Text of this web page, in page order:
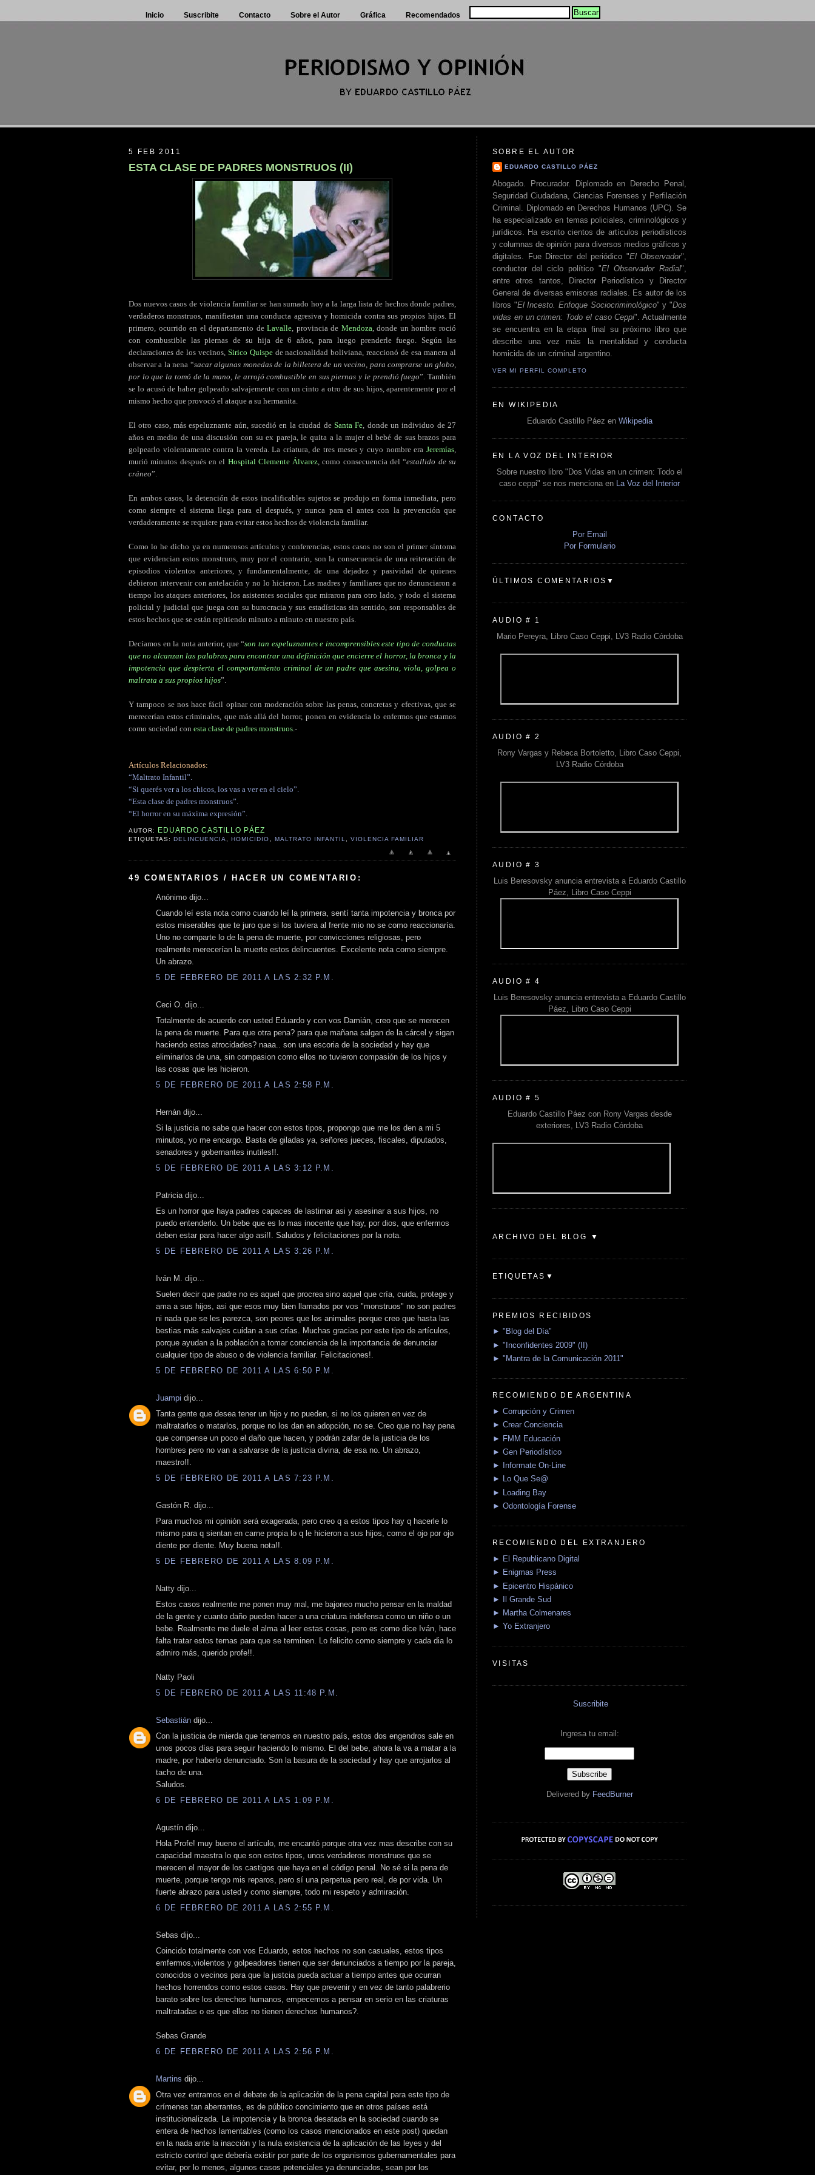
Inicio Suscribite Contacto Sobre el Autor Gráfica Recomendados
5 FEB 2011
ESTA CLASE DE PADRES MONSTRUOS (II)
Dos nuevos casos de violencia familiar se han sumado hoy a la larga lista de hechos donde padres,
verdaderos monstruos, manifiestan una conducta agresiva y homicida contra sus propios hijos. El
primero, ocurrido en el departamento deLavalle, provincia de Mendoza, donde un hombre roció
con combustible las piernas de su hija de 6 años, para luego prenderle fuego. Según las
declaraciones de los vecinos, Sirico Quispede nacionalidad boliviana, reaccionó de esa manera al
observar a la nena “sacar algunas monedas de la billetera de un vecino, para comprarse un globo,
por lo que la tomó de la mano, le arrojó combustible en sus piernas y le prendió fuego”. También
se lo acusó de haber golpeado salvajemente con un cinto a otro de sus hijos, aparentemente por el
mismo hecho que provocó el ataque a su hermanita.
El otro caso, más espeluznante aún, sucedió en la ciudad de Santa Fe, donde un individuo de 27
años en medio de una discusión con su ex pareja, le quita a la mujer el bebé de sus brazos para
golpearlo violentamente contra la vereda. La criatura, de tres meses y cuyo nombre era Jeremías,
murió minutos después en el Hospital Clemente Álvarez, como consecuencia del “estallido de su
cráneo”.
En ambos casos, la detención de estos incalificables sujetos se produjo en forma inmediata, pero
como siempre el sistema llega para el después, y nunca para el antes con la prevención que
verdaderamente se requiere para evitar estos hechos de violencia familiar.
Como lo he dicho ya en numerosos artículos y conferencias, estos casos no son el primer síntoma
que evidencian estos monstruos, muy por el contrario, son la consecuencia de una reiteración de
episodios violentos anteriores, y fundamentalmente, de una dejadez y pasividad de quienes
debieron intervenir con antelación y no lo hicieron. Las madres y familiares que no denunciaron a
tiempo los ataques anteriores, los asistentes sociales que miraron para otro lado, y todo el sistema
policial y judicial que juega con su burocracia y sus estadísticas sin sentido, son responsables de
estos hechos que se están repitiendo minuto a minuto en nuestro país.
Decíamos en la nota anterior, que “son tan espeluznantes e incomprensibles este tipo de conductas
que no alcanzan las palabras para encontrar una definición que encierre el horror, la bronca y la
impotencia que despierta el comportamiento criminal de un padre que asesina, viola, golpea o
maltrata a sus propios hijos”.
Y tampoco se nos hace fácil opinar con moderación sobre las penas, concretas y efectivas, que se
merecerían estos criminales, que más allá del horror, ponen en evidencia lo enfermos que estamos
como sociedad con esta clase de padres monstruos.-
Artículos Relacionados:
“Maltrato Infantil”.
“Si querés ver a los chicos, los vas a ver en el cielo”.
“Esta clase de padres monstruos”.
“El horror en su máxima expresión”.
AUTOR: EDUARDO CASTILLO PÁEZ
ETIQUETAS:DELINCUENCIA ,HOMICIDIO MALTRATO INFANTIL VIOLENCIA FAMILIAR
49 COMENTARIOS / HACER UN COMENTARIO:
Anónimo dijo...
Cuando leí esta nota como cuando leí la primera, sentí tanta impotencia y bronca por
estos miserables que te juro que si los tuviera al frente mio no se como reaccionaría.
Uno no comparte lo de la pena de muerte, por convicciones religiosas, pero
realmente merecerían la muerte estos delincuentes. Excelente nota como siempre.
Un abrazo.
5 DE FEBRERO DE 2011 A LAS 2:32 P.M.
Ceci O. dijo...
Totalmente de acuerdo con usted Eduardo y con vos Damián, creo que se merecen
la pena de muerte. Para que otra pena? para que mañana salgan de la cárcel y sigan
haciendo estas atrocidades? naaa.. son una escoria de la sociedad y hay que
eliminarlos de una, sin compasion como ellos no tuvieron compasión de los hijos y
las cosas que les hicieron.
5 DE FEBRERO DE 2011 A LAS 2:58 P.M.
Hernán dijo...
Si la justicia no sabe que hacer con estos tipos, propongo que me los den a mi 5
minutos, yo me encargo. Basta de giladas ya, señores jueces, fiscales, diputados,
senadores y gobernantes inutiles!!.
5 DE FEBRERO DE 2011 A LAS 3:12 P.M.
Patricia dijo...
Es un horror que haya padres capaces de lastimar asi y asesinar a sus hijos, no
puedo entenderlo. Un bebe que es lo mas inocente que hay, por dios, que enfermos
deben estar para hacer algo asi!!. Saludos y felicitaciones por la nota.
5 DE FEBRERO DE 2011 A LAS 3:26 P.M.
Iván M. dijo...
Suelen decir que padre no es aquel que procrea sino aquel que cría, cuida, protege y
ama a sus hijos, asi que esos muy bien llamados por vos "monstruos" no son padres
ni nada que se les parezca, son peores que los animales porque creo que hasta las
bestias más salvajes cuidan a sus crías. Muchas gracias por este tipo de artículos,
porque ayudan a la población a tomar conciencia de la importancia de denunciar
cualquier tipo de abuso o de violencia familiar. Felicitaciones!.
5 DE FEBRERO DE 2011 A LAS 6:50 P.M.
Juampi dijo...
Tanta gente que desea tener un hijo y no pueden, si no los quieren en vez de
maltratarlos o matarlos, porque no los dan en adopción, no se. Creo que no hay pena
que compense un poco el daño que hacen, y podrán zafar de la justicia de los
hombres pero no van a salvarse de la justicia divina, de esa no. Un abrazo,
maestro!!.
5 DE FEBRERO DE 2011 A LAS 7:23 P.M.
Gastón R. dijo...
Para muchos mi opinión será exagerada, pero creo q a estos tipos hay q hacerle lo
mismo para q sientan en carne propia lo q le hicieron a sus hijos, como el ojo por ojo
diente por diente. Muy buena nota!!.
5 DE FEBRERO DE 2011 A LAS 8:09 P.M.
Natty dijo...
Estos casos realmente me ponen muy mal, me bajoneo mucho pensar en la maldad
de la gente y cuanto daño pueden hacer a una criatura indefensa como un niño o un
bebe. Realmente me duele el alma al leer estas cosas, pero es como dice Iván, hace
falta tratar estos temas para que se terminen. Lo felicito como siempre y cada dia lo
admiro más, querido profe!!.
Natty Paoli
5 DE FEBRERO DE 2011 A LAS 11:48 P.M.
Sebastián dijo...
Con la justicia de mierda que tenemos en nuestro país, estos dos engendros sale en
unos pocos días para seguir haciendo lo mismo. El del bebe, ahora la va a matar a la
madre, por haberlo denunciado. Son la basura de la sociedad y hay que arrojarlos al
tacho de una.
Saludos.
6 DE FEBRERO DE 2011 A LAS 1:09 P.M.
Agustín dijo...
Hola Profe! muy bueno el artículo, me encantó porque otra vez mas describe con su
capacidad maestra lo que son estos tipos, unos verdaderos monstruos que se
merecen el mayor de los castigos que haya en el código penal. No sé si la pena de
muerte, porque tengo mis reparos, pero sí una perpetua pero real, de por vida. Un
fuerte abrazo para usted y como siempre, todo mi respeto y admiración.
6 DE FEBRERO DE 2011 A LAS 2:55 P.M.
Sebas dijo...
Coincido totalmente con vos Eduardo, estos hechos no son casuales, estos tipos
emfermos,violentos y golpeadores tienen que ser denunciados a tiempo por la pareja,
conocidos o vecinos para que la justcia pueda actuar a tiempo antes que ocurran
hechos horrendos como estos casos. Hay que prevenir y en vez de tanto palabrerio
barato sobre los derechos humanos, empecemos a pensar en serio en las criaturas
maltratadas o es que ellos no tienen derechos humanos?.
Sebas Grande
6 DE FEBRERO DE 2011 A LAS 2:56 P.M.
Martins dijo...
Otra vez entramos en el debate de la aplicación de la pena capital para este tipo de
crímenes tan aberrantes, es de público concimiento que en otros países está
institucionalizada. La impotencia y la bronca desatada en la sociedad cuando se
entera de hechos lamentables (como los casos mencionados en este post) quedan
en la nada ante la inacción y la nula existencia de la aplicación de las leyes y del
estricto control que debería existir por parte de los organismos gubernamentales para
evitar, por lo menos, algunos casos potenciales ya denunciados, sean por los
SOBRE EL AUTOR
EDUARDO CASTILLO PÁEZ
Abogado. Procurador. Diplomado en Derecho Penal,
Seguridad Ciudadana, Ciencias Forenses y Perfilación
Criminal. Diplomado en Derechos Humanos (UPC). Se
ha especializado en temas policiales, criminológicos y
jurídicos. Ha escrito cientos de artículos periodísticos
y columnas de opinión para diversos medios gráficos y
digitales. Fue Director del periódico "El Observador",
conductor del ciclo político "El Observador Radial",
entre otros tantos, Director Periodístico y Director
General de diversas emisoras radiales. Es autor de los
libros "El Incesto. Enfoque Sociocriminológico" y "Dos
vidas en un crimen: Todo el caso Ceppi". Actualmente
se encuentra en la etapa final su próximo libro que
describe una vez más la mentalidad y conducta
homicida de un criminal argentino.
VER MI PERFIL COMPLETO
EN WIKIPEDIA
Eduardo Castillo Páez en Wikipedia
EN LA VOZ DEL INTERIOR
Sobre nuestro libro "Dos Vidas en un crimen: Todo el
caso ceppi" se nos menciona en
La Voz del Interior
CONTACTO
Por Email
Por Formulario
ÚLTIMOS COMENTARIOS▼
AUDIO # 1
Mario Pereyra, Libro Caso Ceppi, LV3 Radio Córdoba
AUDIO # 2
Rony Vargas y Rebeca Bortoletto, Libro Caso Ceppi,
LV3 Radio Córdoba
AUDIO # 3
Luis Beresovsky anuncia entrevista a Eduardo Castillo
Páez, Libro Caso Ceppi
AUDIO # 4
Luis Beresovsky anuncia entrevista a Eduardo Castillo
Páez, Libro Caso Ceppi
AUDIO # 5
Eduardo Castillo Páez con Rony Vargas desde
exteriores, LV3 Radio Córdoba
ARCHIVO DEL BLOG ▼
ETIQUETAS▼
PREMIOS RECIBIDOS
► "Blog del Día"
► "Inconfidentes 2009" (II)
► "Mantra de la Comunicación 2011"
RECOMIENDO DE ARGENTINA
► Corrupción y Crimen
► Crear Conciencia
► FMM Educación
► Gen Periodístico
► Informate On-Line
► Lo Que Se@
► Loading Bay
► Odontología Forense
RECOMIENDO DEL EXTRANJERO
► El Republicano Digital
► Enigmas Press
► Epicentro Hispánico
► Il Grande Sud
► Martha Colmenares
► Yo Extranjero
VISITAS
Suscribite
Ingresa tu email:
Delivered by FeedBurner